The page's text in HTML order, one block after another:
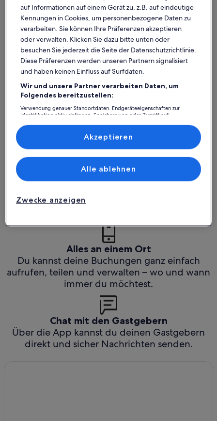
Was spricht für unsere App?
Immer in Verbindung
Du hast all deine Buchungsdetails immer
griffbereit, auch ohne WLAN!
Unser Kundenservice ist rund um die Uhr,
Alles an einem Ort
Du kannst deine Buchungen ganz einfach
aufrufen, teilen und verwalten – wo und wann
immer du möchtest.
Chat mit den Gastgebern
Über die App kannst du deinen Gastgebern
direkt und sicher Nachrichten senden.
auf Informationen auf einem Gerät zu, z.B. auf eindeutige
Kennungen in Cookies, um personenbezogene Daten zu
verarbeiten. Sie können Ihre Präferenzen akzeptieren
oder verwalten. Klicken Sie dazu bitte unten oder
besuchen Sie jederzeit die Seite der Datenschutzrichtlinie.
Diese Präferenzen werden unseren Partnern signalisiert
und haben keinen Einfluss auf Surfdaten.
Wir und unsere Partner verarbeiten Daten, um
Folgendes bereitzustellen:
Verwendung genauer Standortdaten. Endgeräteeigenschaften zur
Identifikation aktiv abfragen. Speichern von oder Zugriff auf
Inhalte, Messung von Werbeleistung und der Performance von Inhalten,
Zielgruppenforschung sowie Entwicklung und Verbesserung von
Liste der Partner (Lieferanten)
Zwecke anzeigen
Alle ablehnen
Akzeptieren